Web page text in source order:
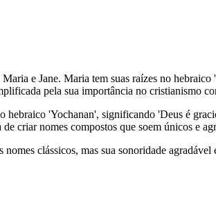
e Jane. Maria tem suas raízes no
pela sua importância no cristianismo
hebraico 'Yochanan', significando 'Deus é
criar nomes compostos que soem únicos e
clássicos, mas sua sonoridade